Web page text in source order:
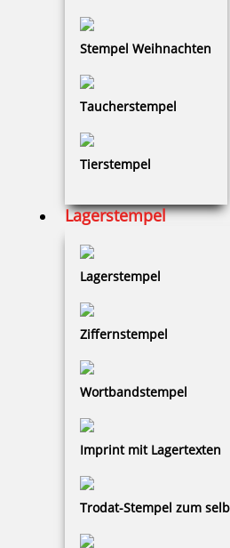
Stempel Weihnachten
Taucherstempel
Tierstempel
Lagerstempel
Lagerstempel
Ziffernstempel
Wortbandstempel
Imprint mit Lagertexten
Trodat-Stempel zum
Ink-Jet Druckerpatrone P3-S-BK
970 – Papier/
zzgl. 19 % Mwst.
Farbbandkassette für